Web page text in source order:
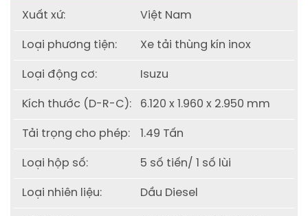
Xuất xứ: Việt Nam
Loại phương tiện: Xe tải thùng kín inox
Loại động cơ: Isuzu
Kích thước (D-R-C): 6.120 x 1.960 x 2.950 mm
Tải trọng cho phép: 1.49 Tấn
Loại hộp số: 5 số tiến/ 1 số lùi
Loại nhiên liệu: Dầu Diesel